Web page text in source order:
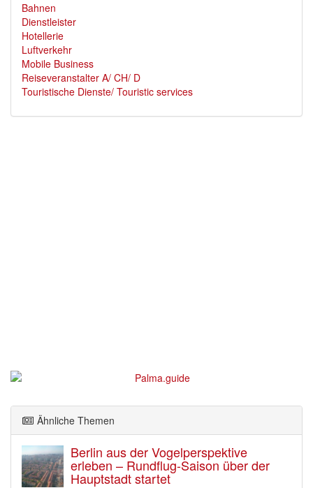
Bahnen
Dienstleister
Hotellerie
Luftverkehr
Mobile Business
Reiseveranstalter A/ CH/ D
Touristische Dienste/ Touristic services
Ähnliche Themen
Berlin aus der Vogelperspektive
erleben – Rundflug-Saison über der
Hauptstadt startet